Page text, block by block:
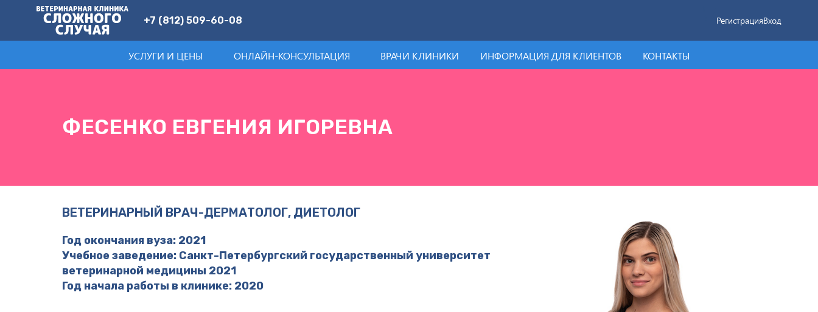
+7 (812) 509-60-08 РегистрацияВход
УСЛУГИ И ЦЕНЫ ОНЛАЙН-КОНСУЛЬТАЦИЯ ВРАЧИ КЛИНИКИ ИНФОРМАЦИЯ ДЛЯ КЛИЕНТОВ КОНТАКТЫ
ФЕСЕНКО ЕВГЕНИЯ ИГОРЕВНА
ВЕТЕРИНАРНЫЙ ВРАЧ-ДЕРМАТОЛОГ, ДИЕТОЛОГ
Год окончания вуза: 2021
Учебное заведение: Санкт-Петербургский государственный университет
ветеринарной медицины 2021
Год начала работы в клинике: 2020